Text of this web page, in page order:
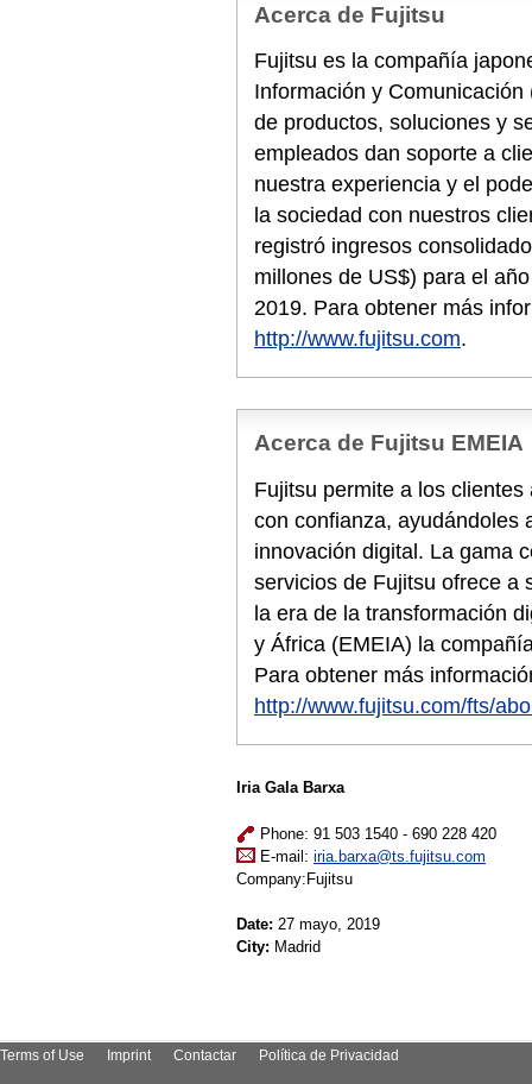
Acerca de Fujitsu
Fujitsu es la compañía
Información y
de productos, soluciones y
empleados dan soporte a
nuestra experiencia y el
la sociedad con nuestros
registró ingresos
millones de US$) para el
2019. Para obtener más
http://www.fujitsu.com.
Acerca de Fujitsu EMEIA
Fujitsu permite a los
con confianza, ayudándoles
innovación digital. La gama
servicios de Fujitsu ofrece a
la era de la transformación
y África (EMEIA) la
Para obtener más
http://www.fujitsu.com/fts/
Iria Gala Barxa
Phone: 91 503 1540 - 690 228 420
E-mail: iria.barxa@ts.fujitsu.com
Company:Fujitsu
Date: 27 mayo, 2019
City: Madrid
Terms of Use Imprint Contactar Política de Privacidad